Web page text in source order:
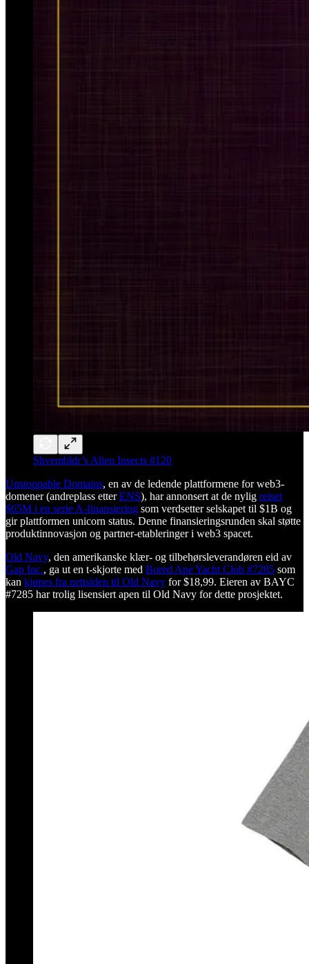
Shvembldr’s Alien Insects #120
Unstoppable Domains, en av de ledende plattformene for web3-
domener (andreplass etterENS), har annonsert at de nylig reiset
$65M i en serie A-finansiering som verdsetter selskapet til $1B og
gir plattformen unicorn status. Denne finansieringsrunden skal støtte
produktinnovasjon og partner-etableringer i web3 spacet.
Old Navy, den amerikanske klær- og tilbehørsleverandøren eid av
Gap Inc., ga ut en t-skjorte med Bored Ape Yacht Club #7285 som
kan kjøpes fra nettsiden til Old Navy for $18,99. Eieren av BAYC
#7285 har trolig lisensiert apen til Old Navy for dette prosjektet.